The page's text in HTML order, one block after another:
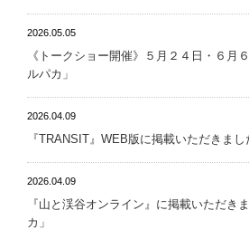
2026.05.05
《トークショー開催》５月２４日・６月
ルパカ」
2026.04.09
『TRANSIT』WEB版に掲載いただきまし
2026.04.09
『山と渓谷オンライン』に掲載いただき
カ」